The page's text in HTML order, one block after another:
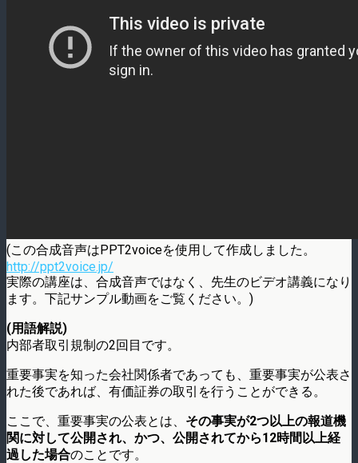
(この合成音声はPPT2voiceを使用して作成しました。
http://ppt2voice.jp/
実際の講座は、合成音声ではなく、先生のビデオ講義になり
ます。下記サンプル動画をご覧ください。)
(用語解説)
内部者取引規制の2回目です。
重要事実を知った会社関係者であっても、重要事実が公表さ
れた後であれば、有価証券の取引を行うことができる。
ここで、重要事実の公表とは、 その事実が2つ以上の報道機
関に対して公開され、かつ、公開されてから12時間以上経
過した場合のことです。